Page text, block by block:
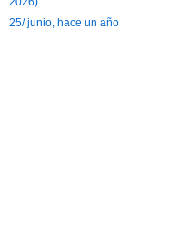
25/ junio, hace un año